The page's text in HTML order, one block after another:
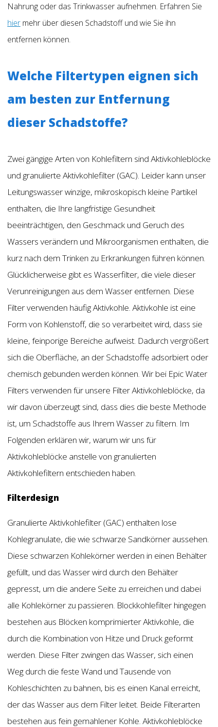
Nahrung oder das Trinkwasser aufnehmen. Erfahren Sie
hier mehr über diesen Schadstoff und wie Sie ihn
entfernen können.
Welche Filtertypen eignen sich
am besten zur Entfernung
dieser Schadstoffe?
Zwei gängige Arten von Kohlefiltern sind Aktivkohleblöcke
und granulierte Aktivkohlefilter (GAC). Leider kann unser
Leitungswasser winzige, mikroskopisch kleine Partikel
enthalten, die Ihre langfristige Gesundheit
beeinträchtigen, den Geschmack und Geruch des
Wassers verändern und Mikroorganismen enthalten, die
kurz nach dem Trinken zu Erkrankungen führen können.
Glücklicherweise gibt es Wasserfilter, die viele dieser
Verunreinigungen aus dem Wasser entfernen. Diese
Filter verwenden häufig Aktivkohle. Aktivkohle ist eine
Form von Kohlenstoff, die so verarbeitet wird, dass sie
kleine, feinporige Bereiche aufweist. Dadurch vergrößert
sich die Oberfläche, an der Schadstoffe adsorbiert oder
chemisch gebunden werden können. Wir bei Epic Water
Filters verwenden für unsere Filter Aktivkohleblöcke, da
wir davon überzeugt sind, dass dies die beste Methode
ist, um Schadstoffe aus Ihrem Wasser zu filtern. Im
Folgenden erklären wir, warum wir uns für
Aktivkohleblöcke anstelle von granulierten
Aktivkohlefiltern entschieden haben.
Filterdesign
Granulierte Aktivkohlefilter (GAC) enthalten lose
Kohlegranulate, die wie schwarze Sandkörner aussehen.
Diese schwarzen Kohlekörner werden in einen Behälter
gefüllt, und das Wasser wird durch den Behälter
gepresst, um die andere Seite zu erreichen und dabei
alle Kohlekörner zu passieren. Blockkohlefilter hingegen
bestehen aus Blöcken komprimierter Aktivkohle, die
durch die Kombination von Hitze und Druck geformt
werden. Diese Filter zwingen das Wasser, sich einen
Weg durch die feste Wand und Tausende von
Kohleschichten zu bahnen, bis es einen Kanal erreicht,
der das Wasser aus dem Filter leitet. Beide Filterarten
bestehen aus fein gemahlener Kohle. Aktivkohleblöcke